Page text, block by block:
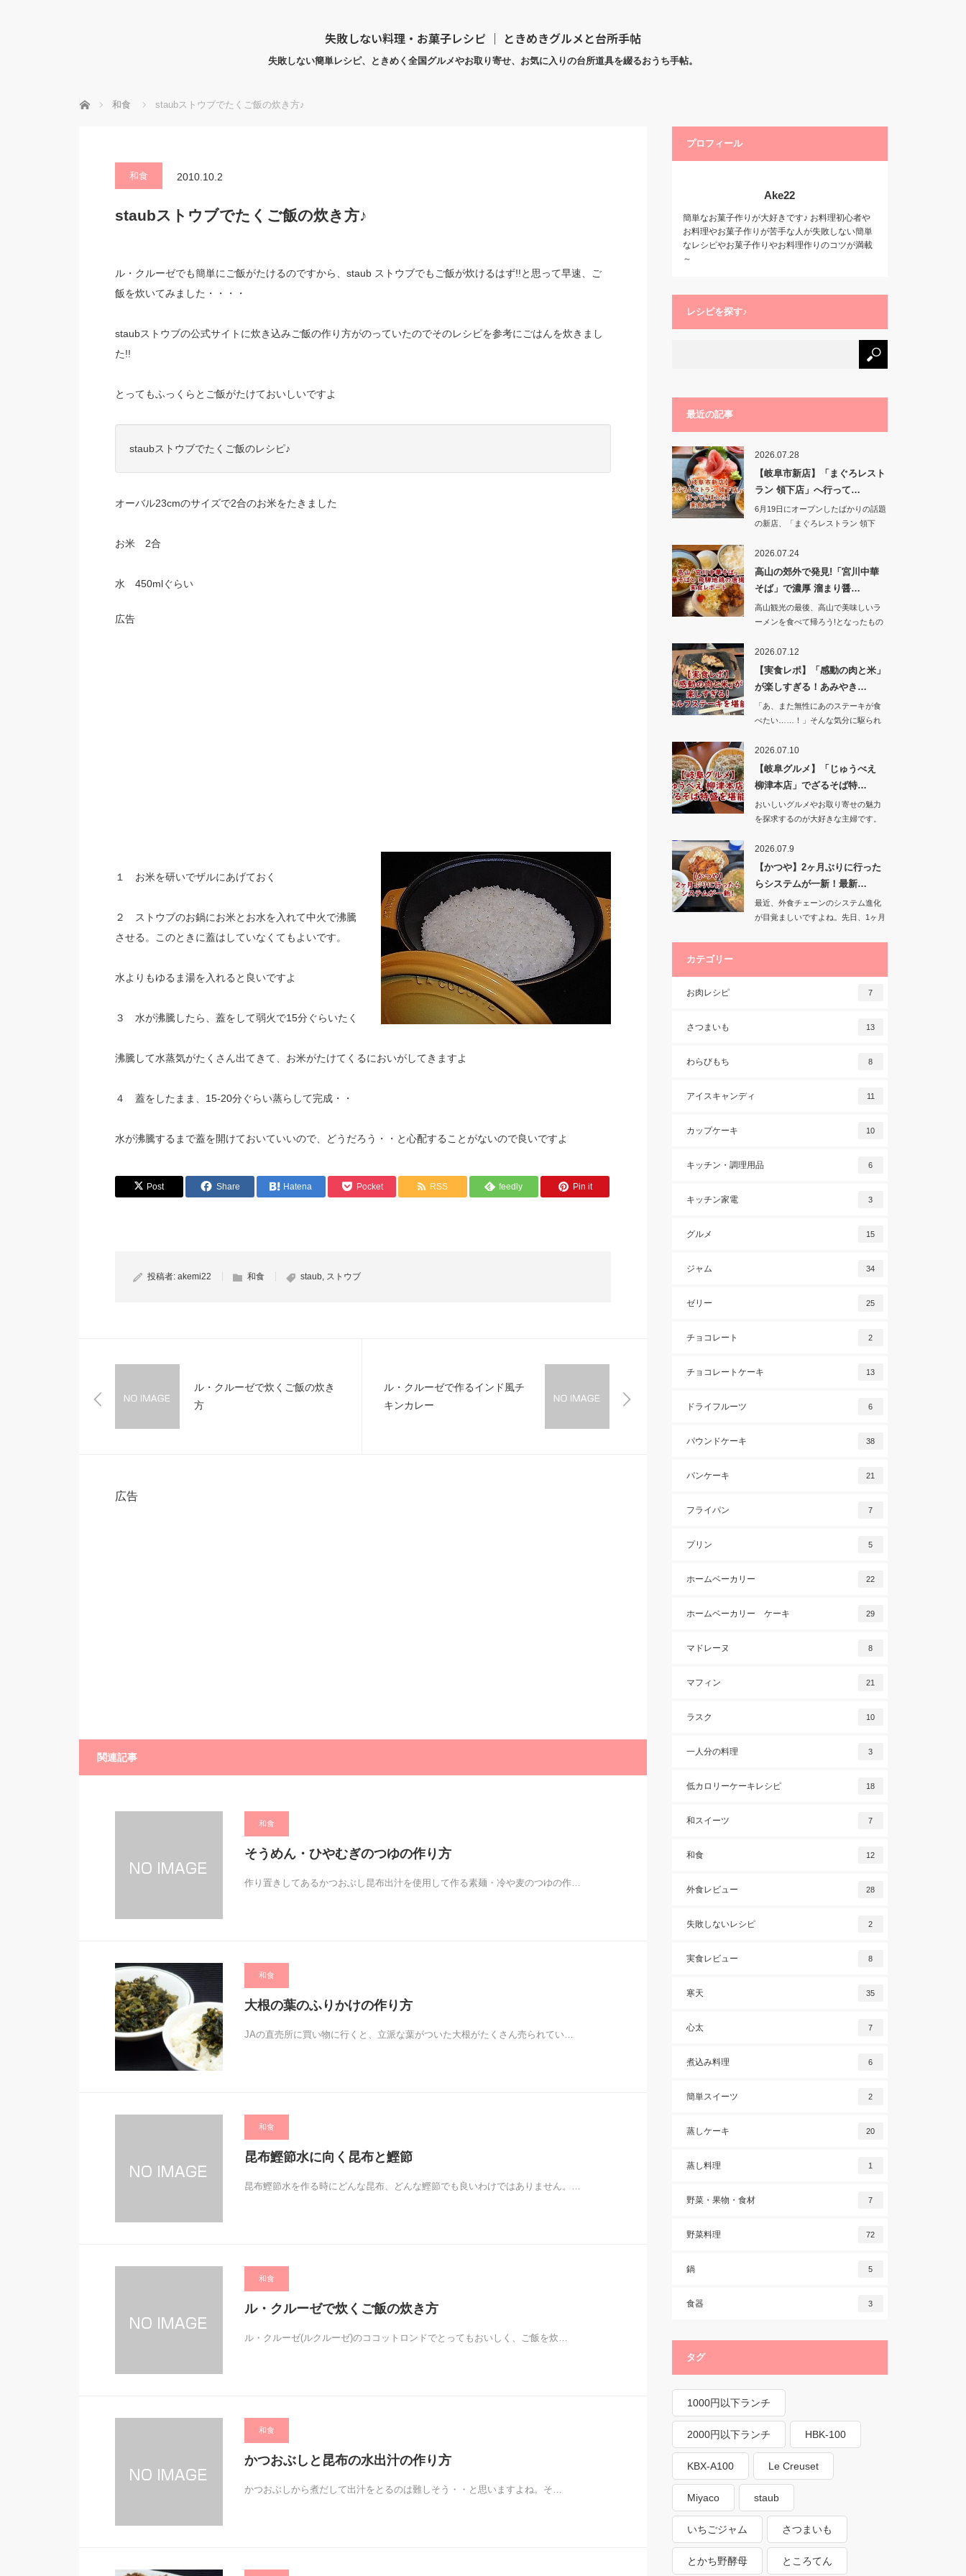
失敗しない料理・お菓子レシピ ｜ ときめきグルメと台所手帖
失敗しない簡単レシピ、ときめく全国グルメやお取り寄せ、お気に入りの台所道具を綴るおうち手帖。
ホーム 和食 staubストウブでたくご飯の炊き方♪
和食 2010.10.2
staubストウブでたくご飯の炊き方♪
ル・クルーゼでも簡単にご飯がたけるのですから、staub ストウブでもご飯が炊けるはず!!と思って早速、ご
飯を炊いてみました・・・・
staubストウブの公式サイトに炊き込みご飯の作り方がのっていたのでそのレシピを参考にごはんを炊きまし
た!!
とってもふっくらとご飯がたけておいしいですよ
staubストウブでたくご飯のレシピ♪
オーバル23cmのサイズで2合のお米をたきました
お米 2合
水 450mlぐらい
広告
１ お米を研いでザルにあげておく
２ ストウブのお鍋にお米とお水を入れて中火で沸騰
させる。このときに蓋はしていなくてもよいです。
水よりもゆるま湯を入れると良いですよ
３ 水が沸騰したら、蓋をして弱火で15分ぐらいたく
沸騰して水蒸気がたくさん出てきて、お米がたけてくるにおいがしてきますよ
４ 蓋をしたまま、15-20分ぐらい蒸らして完成・・
水が沸騰するまで蓋を開けておいていいので、どうだろう・・と心配することがないので良いですよ
Post Share Hatena Pocket RSS feedly Pin it
投稿者: akemi22 和食 staub, ストウブ
ル・クルーゼで炊くご飯の炊き
方
ル・クルーゼで作るインド風チ
キンカレー
広告
関連記事
和食
そうめん・ひやむぎのつゆの作り方
作り置きしてあるかつおぶし昆布出汁を使用して作る素麺・冷や麦のつゆの作…
和食
大根の葉のふりかけの作り方
JAの直売所に買い物に行くと、立派な葉がついた大根がたくさん売られてい…
和食
昆布鰹節水に向く昆布と鰹節
昆布鰹節水を作る時にどんな昆布、どんな鰹節でも良いわけではありません。…
和食
ル・クルーゼで炊くご飯の炊き方
ル・クルーゼ(ルクルーゼ)のココットロンドでとってもおいしく、ご飯を炊…
和食
かつおぶしと昆布の水出汁の作り方
かつおぶしから煮だして出汁をとるのは難しそう・・と思いますよね。そ…
プロフィール
Ake22
簡単なお菓子作りが大好きです♪ お料理初心者や
お料理やお菓子作りが苦手な人が失敗しない簡単
なレシピやお菓子作りやお料理作りのコツが満載
～
レシピを探す♪
最近の記事
2026.07.28
【岐阜市新店】「まぐろレスト
ラン 領下店」へ行って…
6月19日にオープンしたばかりの話題
の新店、「まぐろレストラン 領下
2026.07.24
高山の郊外で発見!「宮川中華
そば」で濃厚 溜まり醤…
高山観光の最後、高山で美味しいラ
ーメンを食べて帰ろう!となったもの
2026.07.12
【実食レポ】「感動の肉と米」
が楽しすぎる！あみやき…
「あ、また無性にあのステーキが食
べたい……！」そんな気分に駆られ
2026.07.10
【岐阜グルメ】「じゅうべえ
柳津本店」でざるそば特…
おいしいグルメやお取り寄せの魅力
を探求するのが大好きな主婦です。
2026.07.9
【かつや】2ヶ月ぶりに行った
らシステムが一新！最新…
最近、外食チェーンのシステム進化
が目覚ましいですよね。先日、1ヶ月
カテゴリー
お肉レシピ 7
さつまいも 13
わらびもち 8
アイスキャンディ 11
カップケーキ 10
キッチン・調理用品 6
キッチン家電 3
グルメ 15
ジャム 34
ゼリー 25
チョコレート 2
チョコレートケーキ 13
ドライフルーツ 6
パウンドケーキ 38
パンケーキ 21
フライパン 7
プリン 5
ホームベーカリー 22
ホームベーカリー ケーキ 29
マドレーヌ 8
マフィン 21
ラスク 10
一人分の料理 3
低カロリーケーキレシピ 18
和スイーツ 7
和食 12
外食レビュー 28
失敗しないレシピ 2
実食レビュー 8
寒天 35
心太 7
煮込み料理 6
簡単スイーツ 2
蒸しケーキ 20
蒸し料理 1
野菜・果物・食材 7
野菜料理 72
鍋 5
食器 3
タグ
1000円以下ランチ
2000円以下ランチ HBK-100
KBX-A100 Le Creuset
Miyaco staub
いちごジャム さつまいも
とかち野酵母 ところてん